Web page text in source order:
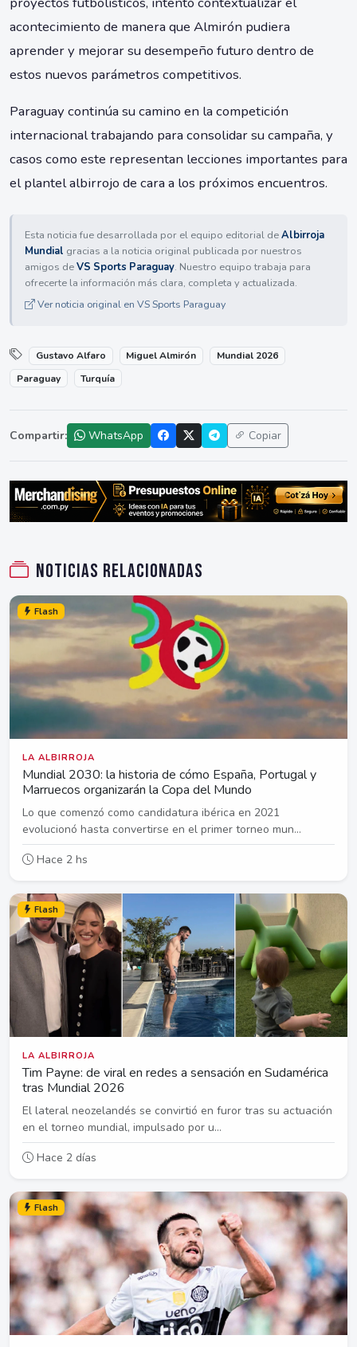
acontecimiento de manera que Almirón pudiera
aprender y mejorar su desempeño futuro dentro de
estos nuevos parámetros competitivos.
Paraguay continúa su camino en la competición
internacional trabajando para consolidar su campaña, y
casos como este representan lecciones importantes para
el plantel albirrojo de cara a los próximos encuentros.
Esta noticia fue desarrollada por el equipo editorial deAlbirroja
Mundial gracias a la noticia original publicada por nuestros
amigos deVS Sports Paraguay. Nuestro equipo trabaja para
ofrecerte la información más clara, completa y actualizada.
Ver noticia original en VS Sports Paraguay
Gustavo Alfaro Miguel Almirón
Mundial 2026
Paraguay
Turquía
Compartir: WhatsApp Copiar
Noticias relacionadas
Flash
LA ALBIRROJA
Mundial 2030: la historia de cómo España, Portugal y
Marruecos organizarán la Copa del Mundo
Lo que comenzó como candidatura ibérica en 2021
evolucionó hasta convertirse en el primer torneo mun...
Hace 2 hs
Flash
LA ALBIRROJA
Tim Payne: de viral en redes a sensación en Sudamérica
tras Mundial 2026
El lateral neozelandés se convirtió en furor tras su actuación
en el torneo mundial, impulsado por u...
Hace 2 días
Flash